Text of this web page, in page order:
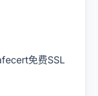
免费SSL